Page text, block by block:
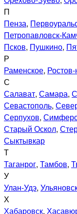
П
Пенза,
Петропавловск-
Псков, Пушкино,
Р
Раменское,
С
Салават, Самара,
Севастополь,
Серпухов,
Старый Оскол,
Сыктывкар
Т
Таганрог, Тамбов,
У
Улан-Удэ,
Х
Хабаровск,